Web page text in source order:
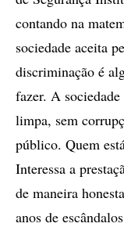
contando na
sociedade aceita
discriminação é
fazer. A
limpa, sem
público. Quem
Interessa a
de maneira
anos de